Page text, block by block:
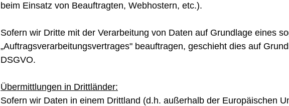
beim Einsatz von Beauftragten, Webhostern, etc.).
Sofern wir Dritte mit der Verarbeitung von Daten auf Grundlage eines
„Auftragsverarbeitungsvertrages" beauftragen, geschieht dies auf
DSGVO.
Übermittlungen in Drittländer:
Sofern wir Daten in einem Drittland (d.h. außerhalb der Europäischen